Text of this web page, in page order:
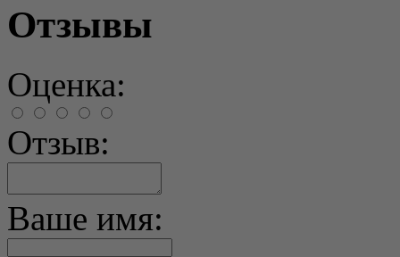
Отзывы
Оценка:
Отзыв:
Ваше имя: